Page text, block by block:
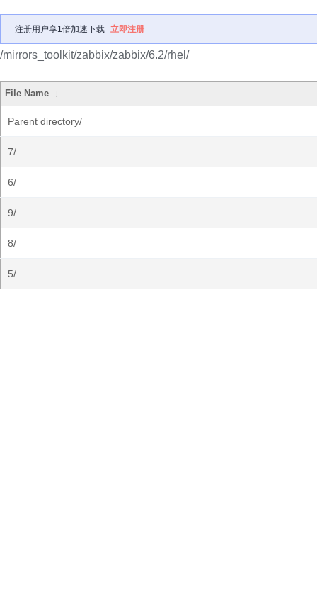
注册用户享1倍加速下载 立即注册
/mirrors_toolkit/zabbix/zabbix/6.2/rhel/
File Name ↓
Parent directory/
7/
6/
9/
8/
5/